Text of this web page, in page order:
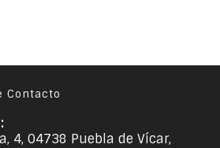
Contacto
4, 04738 Puebla de Vícar,